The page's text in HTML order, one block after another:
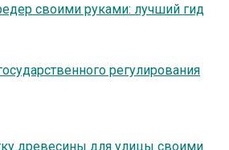
своими руками: лучший гид
регулирования
древесины для улицы своими